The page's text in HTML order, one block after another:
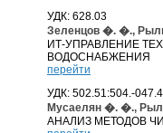
УДК: 628.03
Зеленцов �. �.,
ИТ-УПРАВЛЕНИЕ
ВОДОСНАБЖЕНИЯ
перейти
УДК: 502.51:504.-
Мусаелян �. �.,
АНАЛИЗ МЕТОДОВ